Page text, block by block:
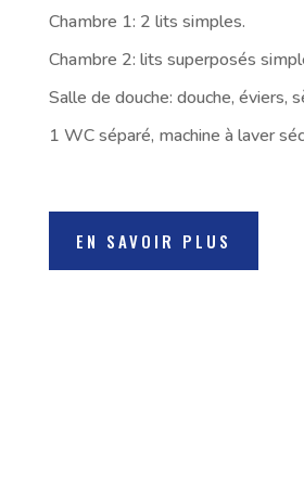
Chambre 1: 2 lits simples.
Chambre 2: lits superposés
Salle de douche: douche, éviers,
1 WC séparé, machine à laver
EN SAVOIR PLUS